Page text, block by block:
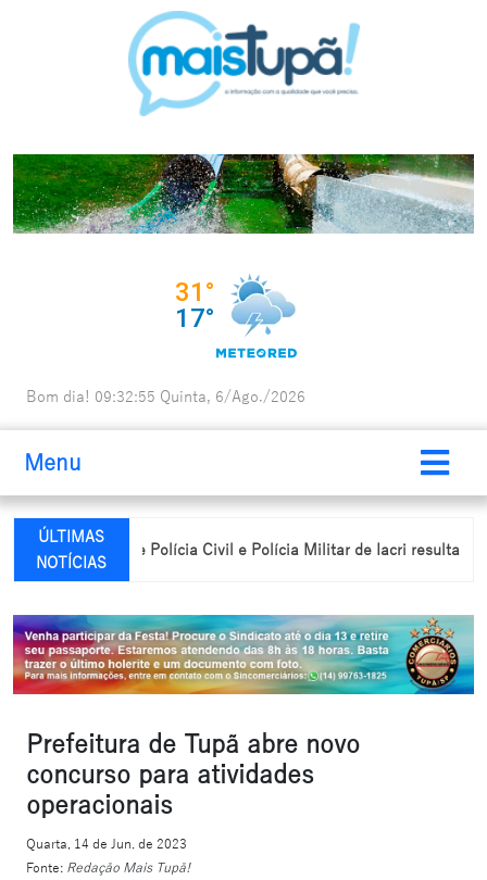
Bom dia! 09:32:56 Quinta, 6/Ago./2026
Menu
ÚLTIMAS
NOTÍCIAS
entre Polícia Civil e Polícia Militar de Iacri resulta em prisão
Prefeitura de Tupã abre novo
concurso para atividades
operacionais
Quarta, 14 de Jun. de 2023
Fonte: Redação Mais Tupã!